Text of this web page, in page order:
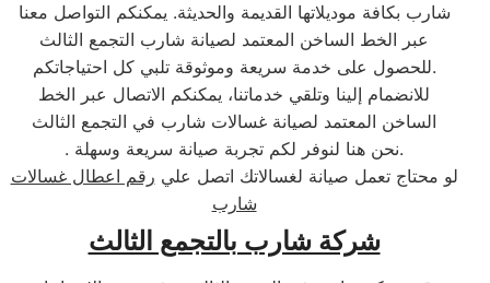
شارب بكافة موديلاتها القديمة والحديثة. يمكنكم التواصل معنا
عبر الخط الساخن المعتمد لصيانة شارب التجمع الثالث
للحصول على خدمة سريعة وموثوقة تلبي كل احتياجاتكم.
للانضمام إلينا وتلقي خدماتنا، يمكنكم الاتصال عبر الخط
الساخن المعتمد لصيانة غسالات شارب في التجمع الثالث
. نحن هنا لنوفر لكم تجربة صيانة سريعة وسهلة.
لو محتاج تعمل صيانة لغسالاتك اتصل علي رقم اعطال غسالات
شارب
شركة شارب بالتجمع الثالث